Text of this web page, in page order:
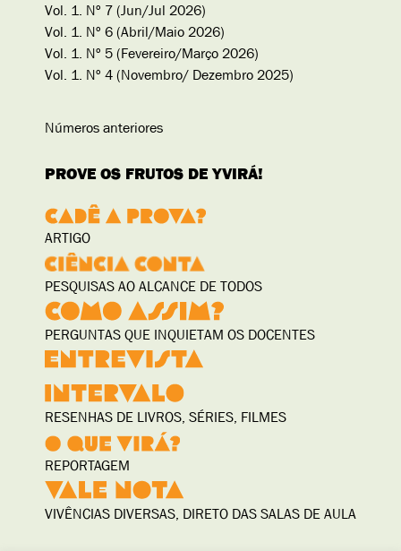
Vol. 1. Nº 7 (Jun/Jul 2026)
Vol. 1. Nº 6 (Abril/Maio 2026)
Vol. 1. Nº 5 (Fevereiro/Março 2026)
Vol. 1. Nº 4 (Novembro/ Dezembro 2025)
Números anteriores
PROVE OS FRUTOS DE YVIRÁ!
ARTIGO
PESQUISAS AO ALCANCE DE TODOS
PERGUNTAS QUE INQUIETAM OS DOCENTES
RESENHAS DE LIVROS, SÉRIES, FILMES
REPORTAGEM
VIVÊNCIAS DIVERSAS, DIRETO DAS SALAS DE AULA